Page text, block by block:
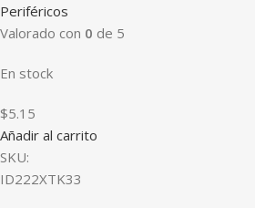
Periféricos
Valorado con 0 de 5
En stock
$5.15
Añadir al carrito
SKU:
ID222XTK33